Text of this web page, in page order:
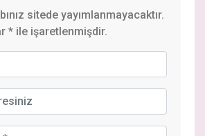
sitede yayımlanmayacaktır.
* ile işaretlenmişdir.